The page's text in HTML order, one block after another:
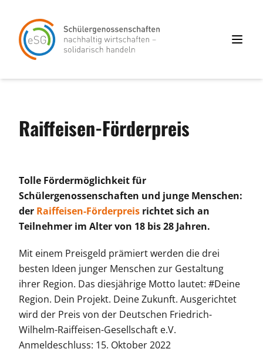
Raiffeisen-Förderpreis
Tolle Fördermöglichkeit für
Schülergenossenschaften und junge Menschen:
der Raiffeisen-Förderpreis richtet sich an
Teilnehmer im Alter von 18 bis 28 Jahren.
Mit einem Preisgeld prämiert werden die drei
besten Ideen junger Menschen zur Gestaltung
ihrer Region. Das diesjährige Motto lautet: #Deine
Region. Dein Projekt. Deine Zukunft. Ausgerichtet
wird der Preis von der Deutschen Friedrich-
Wilhelm-Raiffeisen-Gesellschaft e.V.
Anmeldeschluss: 15. Oktober 2022